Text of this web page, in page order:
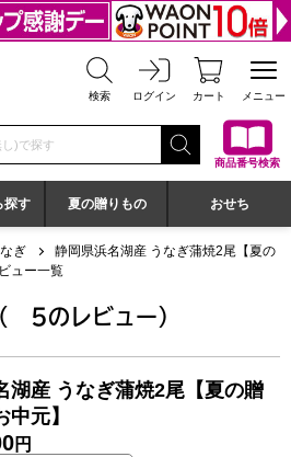
トでお届け イオンショップ
検索 ログイン カート メニュー
入力してください
商品番号検索
探す 夏の贈りもの おせち
ぎ
静岡県浜名湖産 うなぎ蒲焼2尾【夏の
ュー一覧
2尾【夏の贈りもの・お中元】：
5点
のレビュー）
湖産 うなぎ蒲焼2尾【夏の贈
中元】
円